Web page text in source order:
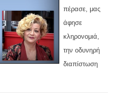
πέρασε, μας
άφησε
κληρονομιά,
την οδυνηρή
διαπίστωση